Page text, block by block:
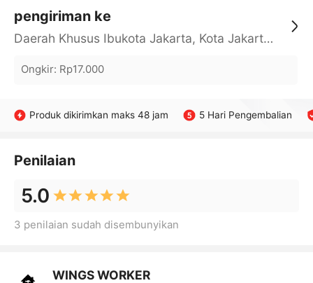
pengiriman ke
Daerah Khusus Ibukota Jakarta, Kota Jakarta Barat, Cengkareng, yy
Ongkir: Rp17.000
Produk dikirimkan maks 48 jam 5 Hari Pengembalian
Penilaian
5.0
3 penilaian sudah disembunyikan
WINGS WORKER